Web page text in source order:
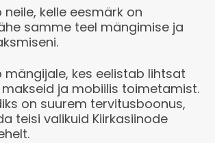
kelle eesmärk on
samme teel mängimise ja
mängijale, kes eelistab lihtsat
makseid ja mobiilis toimetamist.
on suurem tervitusboonus,
teisi valikuid Kiirkasiinode